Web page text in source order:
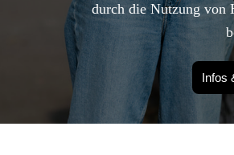
durch die Nutzung von
Infos